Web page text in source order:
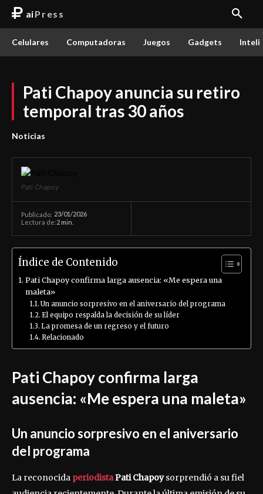
aiPress
Celulares Computadoras Juegos Gadgets
Pati Chapoy anuncia su retiro
temporal tras 30 años
Noticias
Pati Chapoy
Publicado: 23/01/2026
Lectura de:2 min.
Índice de Contenido
Pati Chapoy confirma larga ausencia: «Me espera una
maleta»
Un anuncio sorpresivo en el aniversario del programa
El equipo respalda la decisión de su líder
La promesa de un regreso y el futuro
Relacionado
Pati Chapoyconfirma larga
ausencia: «Me espera una maleta»
Un anuncio sorpresivo en el aniversario
del programa
La reconocida periodistaPati Chapoysorprendió a su fiel